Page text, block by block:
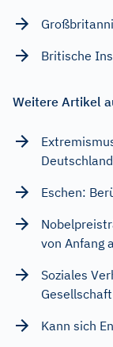
Britische
Weitere Artikel
Eschen:
von Anfang
Soziales
Kann sich